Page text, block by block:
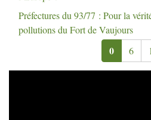
Préfectures du 93/77 : Pour la
pollutions du Fort de Vaujours
0 6